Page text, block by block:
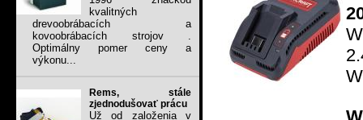
kvalitných
drevoobrábacích a
kovoobrábacích strojov .
Optimálny pomer ceny a
výkonu...
Rems, stále
zjednodušovať prácu
Už od založenia v